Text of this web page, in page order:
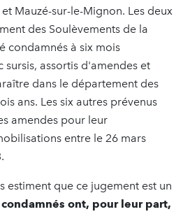
Mauzé-sur-le-Mignon. Les deux
des Soulèvements de la
condamnés à six mois
sursis, assortis d'amendes et
dans le département des
ans. Les six autres prévenus
amendes pour leur
entre le 26 mars
estiment que ce jugement est un
condamnés ont, pour leur part,